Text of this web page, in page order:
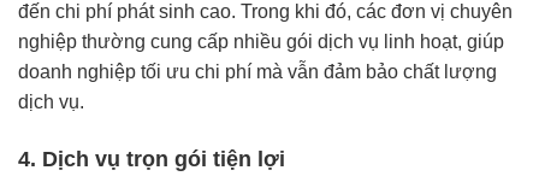
đến chi phí phát sinh cao. Trong khi đó, các đơn vị chuyên
nghiệp thường cung cấp nhiều gói dịch vụ linh hoạt, giúp
doanh nghiệp tối ưu chi phí mà vẫn đảm bảo chất lượng
dịch vụ.
4. Dịch vụ trọn gói tiện lợi